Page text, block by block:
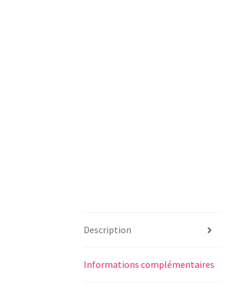
Description
Informations complémentaires